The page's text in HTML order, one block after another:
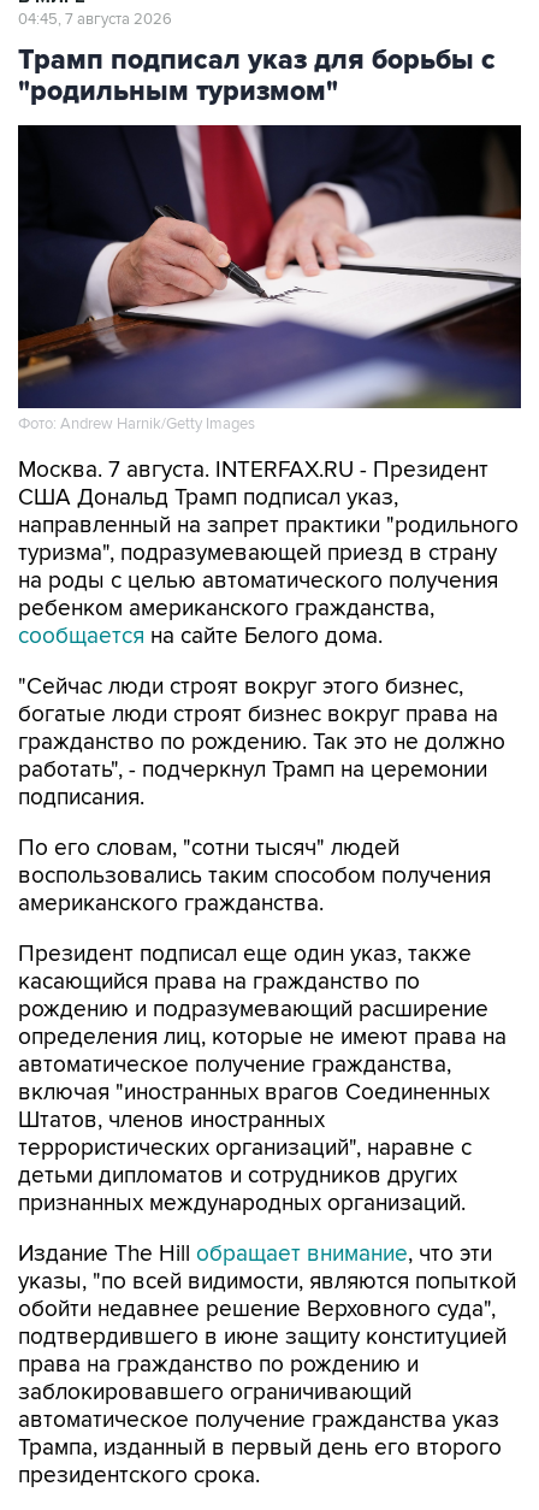
04:45, 7 августа 2026
Трамп подписал указ для борьбы с
"родильным туризмом"
Фото: Andrew Harnik/Getty Images
Москва. 7 августа. INTERFAX.RU - Президент
США Дональд Трамп подписал указ,
направленный на запрет практики "родильного
туризма", подразумевающей приезд в страну
на роды с целью автоматического получения
ребенком американского гражданства,
сообщается на сайте Белого дома.
"Сейчас люди строят вокруг этого бизнес,
богатые люди строят бизнес вокруг права на
гражданство по рождению. Так это не должно
работать", - подчеркнул Трамп на церемонии
подписания.
По его словам, "сотни тысяч" людей
воспользовались таким способом получения
американского гражданства.
Президент подписал еще один указ, также
касающийся права на гражданство по
рождению и подразумевающий расширение
определения лиц, которые не имеют права на
автоматическое получение гражданства,
включая "иностранных врагов Соединенных
Штатов, членов иностранных
террористических организаций", наравне с
детьми дипломатов и сотрудников других
признанных международных организаций.
Издание The Hill обращает внимание, что эти
указы, "по всей видимости, являются попыткой
обойти недавнее решение Верховного суда",
подтвердившего в июне защиту конституцией
права на гражданство по рождению и
заблокировавшего ограничивающий
автоматическое получение гражданства указ
Трампа, изданный в первый день его второго
президентского срока.